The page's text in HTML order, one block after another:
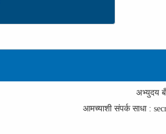
अभ्युदय
आमच्याशी संपर्क साधा :